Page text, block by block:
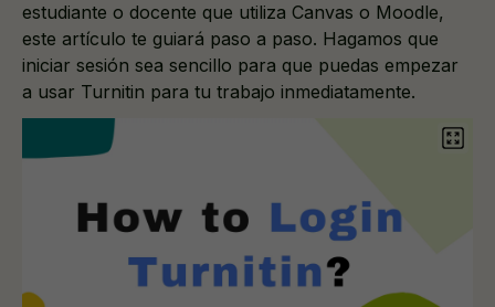
estudiante o docente que utiliza Canvas o Moodle,
este artículo te guiará paso a paso. Hagamos que
iniciar sesión sea sencillo para que puedas empezar
a usar Turnitin para tu trabajo inmediatamente.